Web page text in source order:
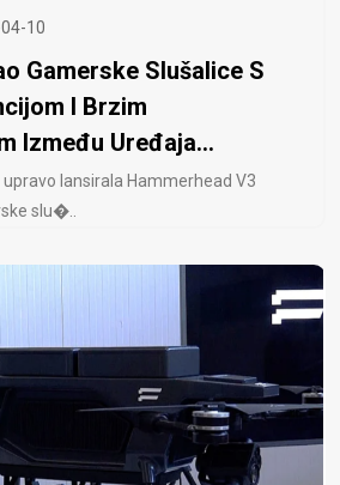
10
Gamerske Slušalice S
I Brzim
Između Uređaja...
upravo lansirala Hammerhead V3
slu�..